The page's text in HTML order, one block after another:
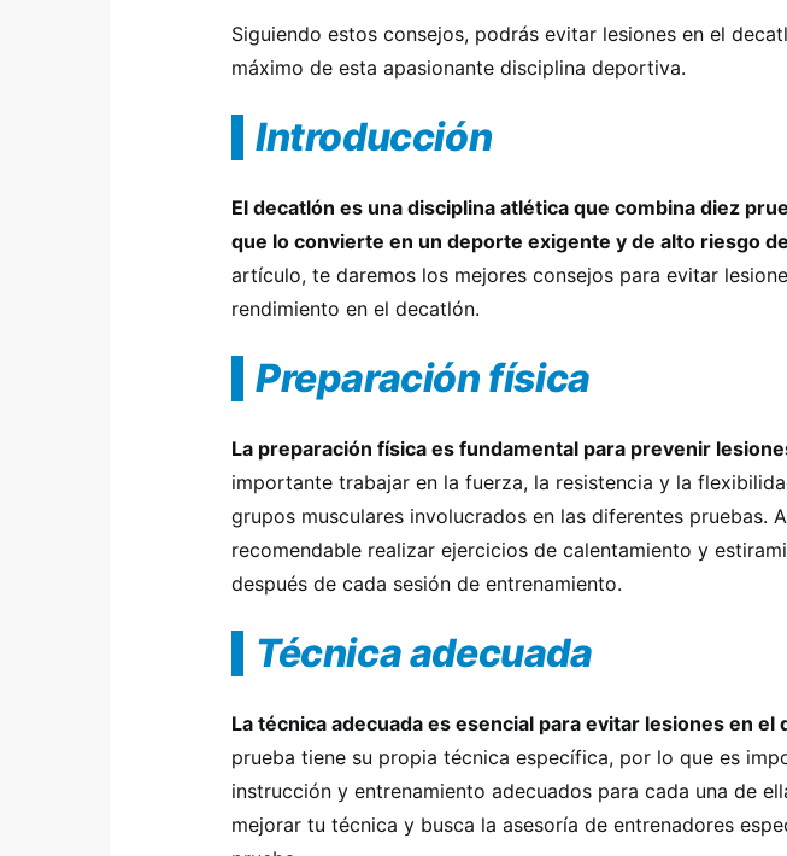
Siguiendo estos consejos, podrás evitar lesiones en el
máximo de esta apasionante disciplina deportiva.
Introducción
El decatlón es una disciplina atlética que combina diez
que lo convierte en un deporte exigente y de alto riesgo
artículo, te daremos los mejores consejos para evitar
rendimiento en el decatlón.
Preparación física
La preparación física es fundamental para prevenir
importante trabajar en la fuerza, la resistencia y la
grupos musculares involucrados en las diferentes pruebas.
recomendable realizar ejercicios de calentamiento y
después de cada sesión de entrenamiento.
Técnica adecuada
La técnica adecuada es esencial para evitar lesiones en el
prueba tiene su propia técnica específica, por lo que es
instrucción y entrenamiento adecuados para cada una de
mejorar tu técnica y busca la asesoría de entrenadores